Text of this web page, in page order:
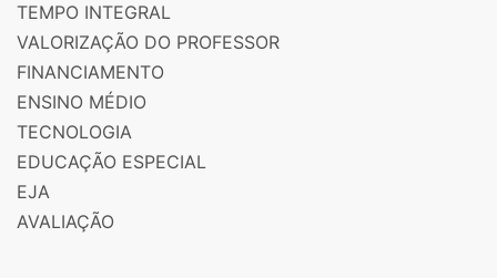
TEMPO INTEGRAL
VALORIZAÇÃO DO PROFESSOR
FINANCIAMENTO
ENSINO MÉDIO
TECNOLOGIA
EDUCAÇÃO ESPECIAL
EJA
AVALIAÇÃO